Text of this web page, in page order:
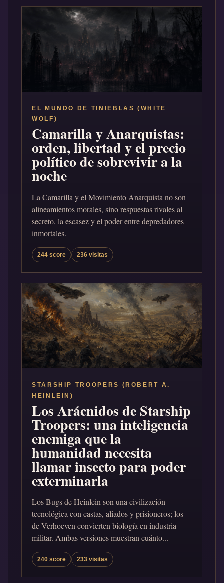
EL MUNDO DE TINIEBLAS (WHITE
WOLF)
Camarilla y Anarquistas:
orden, libertad y el precio
político de sobrevivir a la
noche
La Camarilla y el Movimiento Anarquista no son
alineamientos morales, sino respuestas rivales al
secreto, la escasez y el poder entre depredadores
inmortales.
244 score 236 visitas
STARSHIP TROOPERS (ROBERT A.
HEINLEIN)
Los Arácnidos de Starship
Troopers: una inteligencia
enemiga que la
humanidad necesita
llamar insecto para poder
exterminarla
Los Bugs de Heinlein son una civilización
tecnológica con castas, aliados y prisioneros; los
de Verhoeven convierten biología en industria
militar. Ambas versiones muestran cuánto...
240 score 233 visitas